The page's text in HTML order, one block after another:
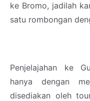
ke Bromo, jadilah
satu rombongan
Penjelajahan ke
hanya dengan
disediakan oleh